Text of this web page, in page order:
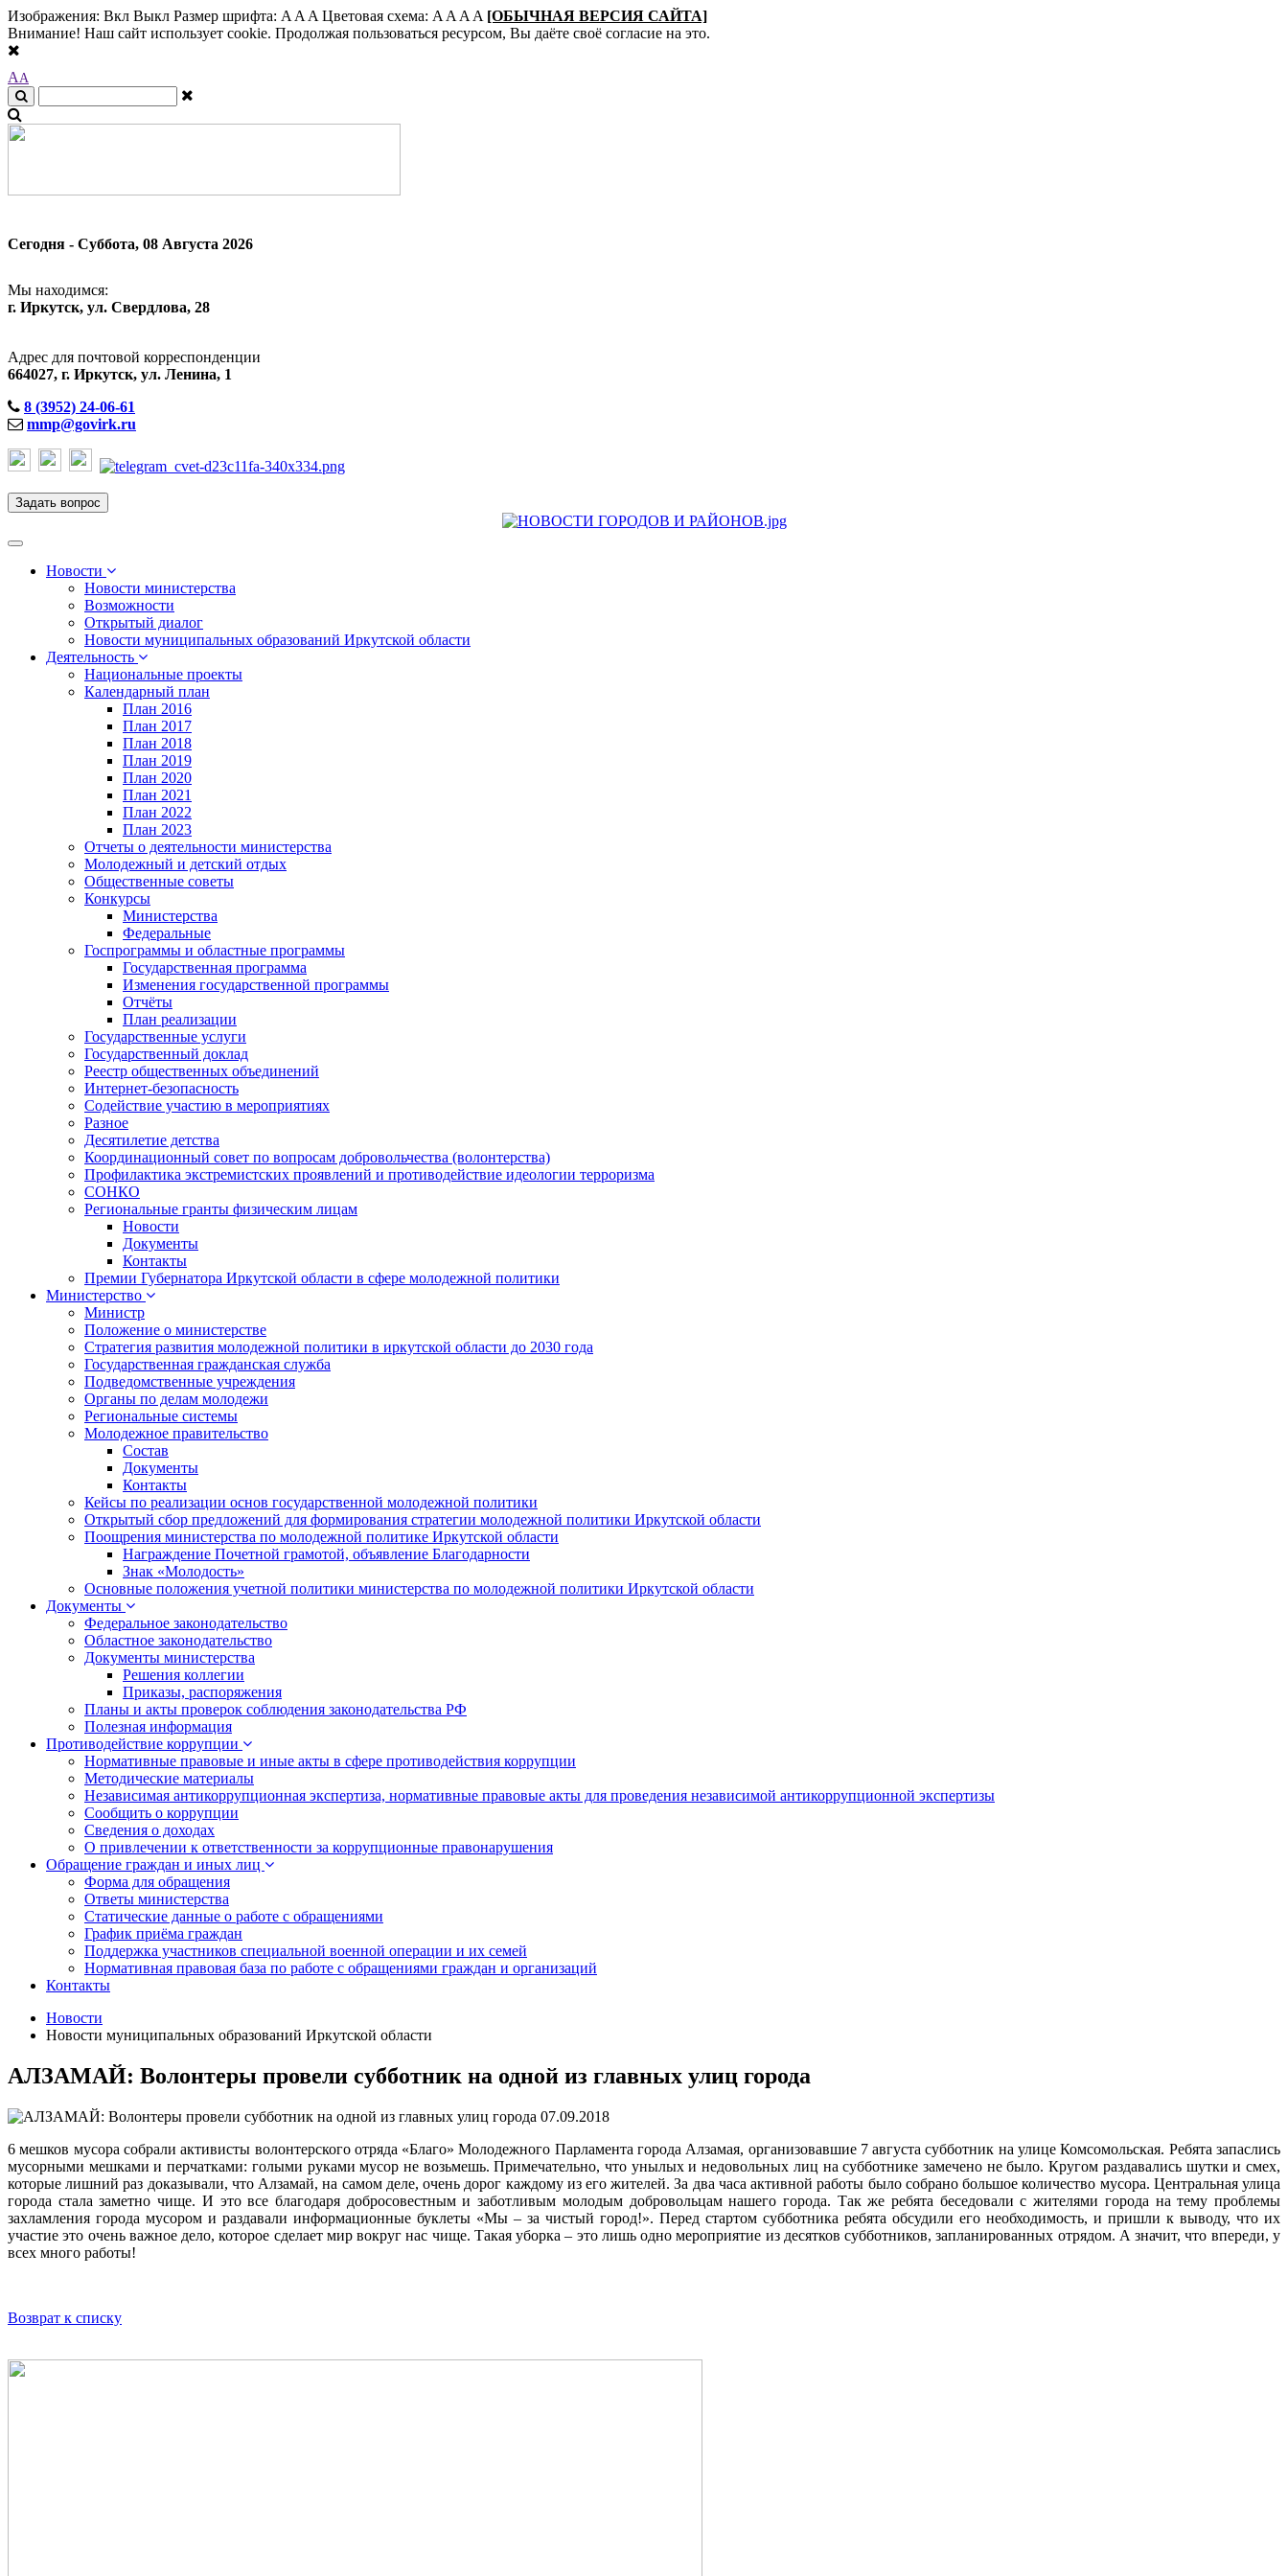
Изображения: Вкл Выкл Размер шрифта: A A A Цветовая схема: A A A A [ОБЫЧНАЯ ВЕРСИЯ САЙТА]
Внимание! Наш сайт использует cookie. Продолжая пользоваться ресурсом, Вы даёте своё согласие на это.
AA
Сегодня - Суббота, 08 Августа 2026
Мы находимся:
г. Иркутск, ул. Свердлова, 28
Адрес для почтовой корреспонденции
664027, г. Иркутск, ул. Ленина, 1
8 (3952) 24-06-61
mmp@govirk.ru
Задать вопрос
Toggle
navigationНовости
Новости министерства
Возможности
Открытый диалог
Новости муниципальных образований Иркутской области
Деятельность
Национальные проекты
Календарный план
План 2016
План 2017
План 2018
План 2019
План 2020
План 2021
План 2022
План 2023
Отчеты о деятельности министерства
Молодежный и детский отдых
Общественные советы
Конкурсы
Министерства
Федеральные
Госпрограммы и областные программы
Государственная программа
Изменения государственной программы
Отчёты
План реализации
Государственные услуги
Государственный доклад
Реестр общественных объединений
Интернет-безопасность
Содействие участию в мероприятиях
Разное
Десятилетие детства
Координационный совет по вопросам добровольчества (волонтерства)
Профилактика экстремистских проявлений и противодействие идеологии терроризма
СОНКО
Региональные гранты физическим лицам
Новости
Документы
Контакты
Премии Губернатора Иркутской области в сфере молодежной политики
Министерство
Министр
Положение о министерстве
Стратегия развития молодежной политики в иркутской области до 2030 года
Государственная гражданская служба
Подведомственные учреждения
Органы по делам молодежи
Региональные системы
Молодежное правительство
Состав
Документы
Контакты
Кейсы по реализации основ государственной молодежной политики
Открытый сбор предложений для формирования стратегии молодежной политики Иркутской области
Поощрения министерства по молодежной политике Иркутской области
Награждение Почетной грамотой, объявление Благодарности
Знак «Молодость»
Основные положения учетной политики министерства по молодежной политики Иркутской области
Документы
Федеральное законодательство
Областное законодательство
Документы министерства
Решения коллегии
Приказы, распоряжения
Планы и акты проверок соблюдения законодательства РФ
Полезная информация
Противодействие коррупции
Нормативные правовые и иные акты в сфере противодействия коррупции
Методические материалы
Независимая антикоррупционная экспертиза, нормативные правовые акты для проведения независимой антикоррупционной экспертизы
Сообщить о коррупции
Сведения о доходах
О привлечении к ответственности за коррупционные правонарушения
Обращение граждан и иных лиц
Форма для обращения
Ответы министерства
Статические данные о работе с обращениями
График приёма граждан
Поддержка участников специальной военной операции и их семей
Нормативная правовая база по работе с обращениями граждан и организаций
Контакты
Новости
Новости муниципальных образований Иркутской области
АЛЗАМАЙ: Волонтеры провели субботник на одной из главных улиц города
07.09.2018
6 мешков мусора собрали активисты волонтерского отряда «Благо» Молодежного Парламента города Алзамая, организовавшие 7 августа субботник на улице Комсомольская. Ребята запаслись
мусорными мешками и перчатками: голыми руками мусор не возьмешь. Примечательно, что унылых и недовольных лиц на субботнике замечено не было. Кругом раздавались шутки и смех,
которые лишний раз доказывали, что Алзамай, на самом деле, очень дорог каждому из его жителей. За два часа активной работы было собрано большое количество мусора. Центральная улица
города стала заметно чище. И это все благодаря добросовестным и заботливым молодым добровольцам нашего города. Так же ребята беседовали с жителями города на тему проблемы
захламления города мусором и раздавали информационные буклеты «Мы – за чистый город!». Перед стартом субботника ребята обсудили его необходимость, и пришли к выводу, что их
участие это очень важное дело, которое сделает мир вокруг нас чище. Такая уборка – это лишь одно мероприятие из десятков субботников, запланированных отрядом. А значит, что впереди, у
всех много работы!
Возврат к списку